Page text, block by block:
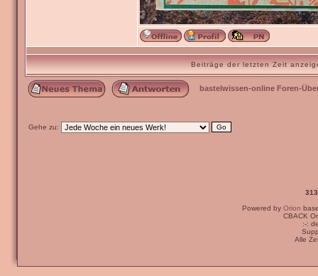
Beiträge der letzten Zeit
bastelwissen-online Foren-
Gehe zu:
Powered by Orion
CBACK
:-:
Alle